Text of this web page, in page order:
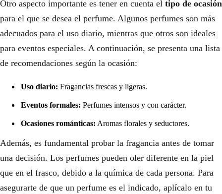
Otro aspecto importante es tener en cuenta el tipo de ocasión
para el que se desea el perfume. Algunos perfumes son más
adecuados para el uso diario, mientras que otros son ideales
para eventos especiales. A continuación, se presenta una lista
de recomendaciones según la ocasión:
Uso diario: Fragancias frescas y ligeras.
Eventos formales: Perfumes intensos y con carácter.
Ocasiones románticas: Aromas florales y seductores.
Además, es fundamental probar la fragancia antes de tomar
una decisión. Los perfumes pueden oler diferente en la piel
que en el frasco, debido a la química de cada persona. Para
asegurarte de que un perfume es el indicado, aplícalo en tu